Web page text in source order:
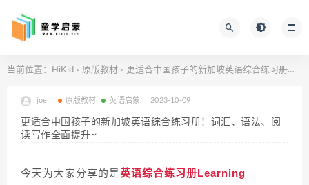
当前位置： HiKid > 原版教材 > 更适合中国孩子的新加坡英语综合练习册！词汇、语法、阅读写作全面提升~
joe 原版教材 英语启蒙 2023-10-09
更适合中国孩子的新加坡英语综合练习册！词汇、语法、阅
读写作全面提升~
今天为大家分享的是英语综合练习册Learning